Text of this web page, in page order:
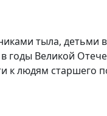
тыла, детьми
годы Великой
к людям старшего